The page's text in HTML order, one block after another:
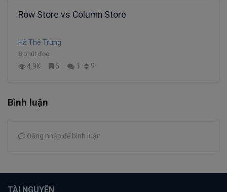
Row Store vs Column Store
Hà Thê Trung
8 phút đọc
4.9K 6 1 9
Bình luận
Đăng nhập để bình luận
TÀI NGUYÊN